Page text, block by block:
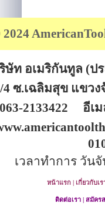
ษัท อเมริกันทูล (ป
4 ซ.เฉลิมสุข แขวง
2133422 อีเม
เวลาทำการ วัน
หน้าแรก | เกี่ยวกับเร
ติดต่อเรา | สมัคร